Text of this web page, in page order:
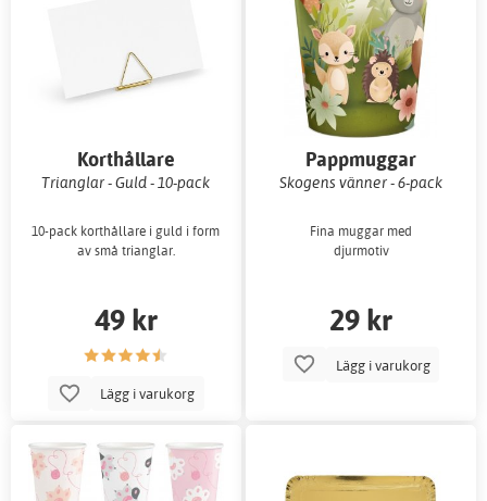
Korthållare
Trianglar - Guld - 10-pack
10-pack korthållare i guld i form
av små trianglar.
49 kr
Lägg i varukorg
Pappmuggar
Skogens vänner - 6-pack
Fina muggar med
djurmotiv
29 kr
Lägg i varukorg